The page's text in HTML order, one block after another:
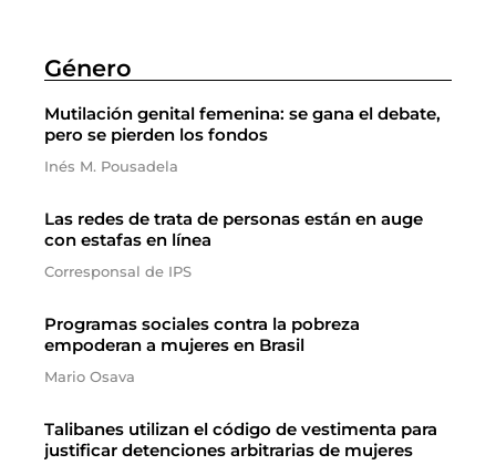
Género
Mutilación genital femenina: se gana el debate,
pero se pierden los fondos
Inés M. Pousadela
Las redes de trata de personas están en auge
con estafas en línea
Corresponsal de IPS
Programas sociales contra la pobreza
empoderan a mujeres en Brasil
Mario Osava
Talibanes utilizan el código de vestimenta para
justificar detenciones arbitrarias de mujeres